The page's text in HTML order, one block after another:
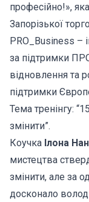
професійно!»,
Запорізької
PRO_Business –
за підтримки
відновлення та
підтримки
Тема тренінгу:
змінити”.
Коучка Ілона
мистецтва
змінити, але за
досконало